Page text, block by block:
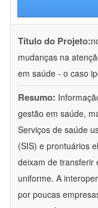
Título do Projeto:
mudanças na
em saúde - o caso
Resumo:
gestão em saúde,
Serviços de saúde
(SIS) e prontuários
deixam de transferir
uniforme. A
por poucas